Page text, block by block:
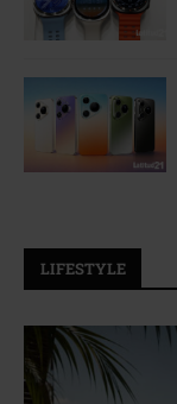
LIFESTYLE